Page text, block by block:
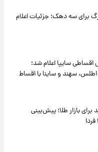
برای سه دهک؛ جزئیات اعلام
سایپا اعلام شد؛
سهند و ساینا با اقساط
بازار طلا؛ پیش‌بینی